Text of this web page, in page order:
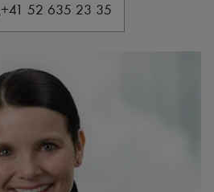
+41 52 635 23 35